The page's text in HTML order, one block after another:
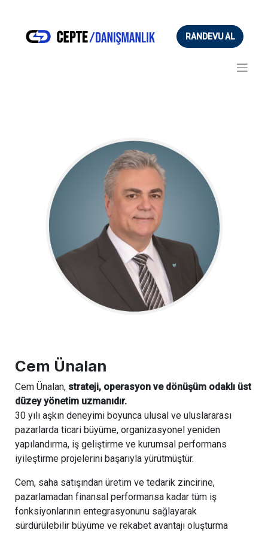
RANDEVU AL
Cem Ünalan
Cem Ünalan, strateji, operasyon ve dönüşüm odaklı üst
düzey yönetim uzmanıdır.
30 yılı aşkın deneyimi boyunca ulusal ve uluslararası
pazarlarda ticari büyüme, organizasyonel yeniden
yapılandırma, iş geliştirme ve kurumsal performans
iyileştirme projelerini başarıyla yürütmüştür.
Cem, saha satışından üretim ve tedarik zincirine,
pazarlamadan finansal performansa kadar tüm iş
fonksiyonlarının entegrasyonunu sağlayarak
sürdürülebilir büyüme ve rekabet avantajı oluşturma